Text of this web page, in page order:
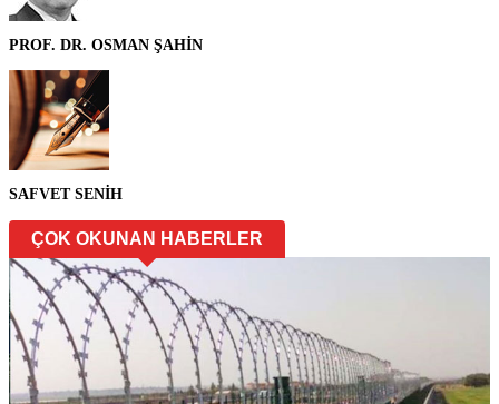
PROF. DR. OSMAN ŞAHİN
SAFVET SENİH
ÇOK OKUNAN HABERLER